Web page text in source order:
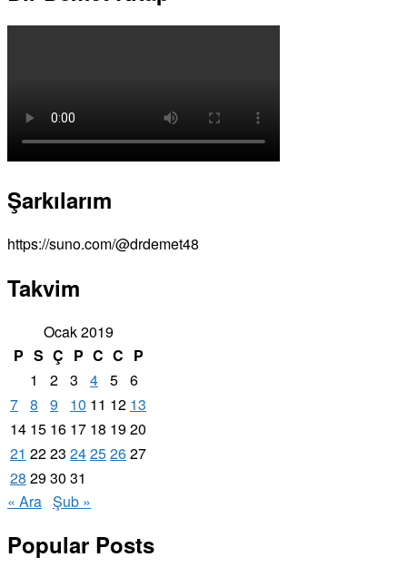
Şarkılarım
https://suno.com/@drdemet48
Takvim
Ocak 2019
P S Ç P C C P
1
2 3 4 5 6
7 8 9 10 11 12 13
14 15 16 17 18 1920
21 2223 24252627
28 2930 31
« Ara Şub »
Popular Posts